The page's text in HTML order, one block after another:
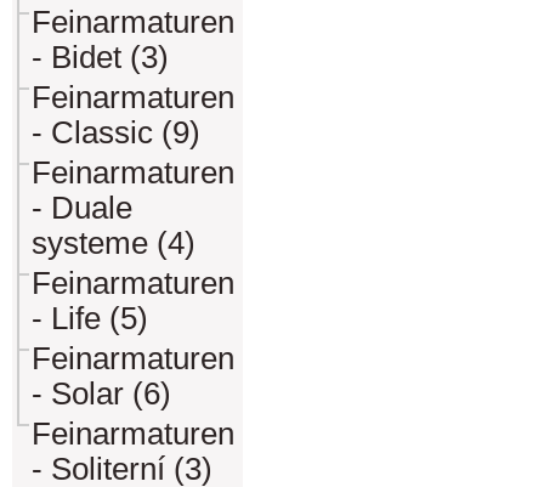
Feinarmaturen
- Bidet (3)
Feinarmaturen
- Classic (9)
Feinarmaturen
- Duale
systeme (4)
Feinarmaturen
- Life (5)
Feinarmaturen
- Solar (6)
Feinarmaturen
- Soliterní (3)